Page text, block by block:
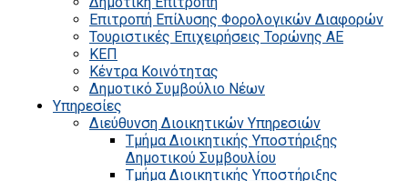
Επιτροπή Επίλυσης Φορολογικών Διαφορών
Τουριστικές Επιχειρήσεις Τορώνης ΑΕ
ΚΕΠ
Κέντρα Κοινότητας
Δημοτικό Συμβούλιο Νέων
Υπηρεσίες
Διεύθυνση Διοικητικών Υπηρεσιών
Τμήμα Διοικητικής Υποστήριξης
Δημοτικού Συμβουλίου
Τμήμα Διοικητικής Υποστήριξης